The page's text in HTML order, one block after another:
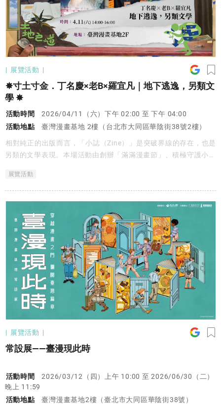
展覽活動
✸寸土寸金．丁名慶×老B×羅宜凡｜地下逃逸，另類文
學 ✸
活動時間
2026/04/11（六）下午 02:00 至 下午 04:00
活動地點
臺灣漫畫基地 2樓（台北市大同區華陰街38號2樓）
相對純正的出版而言，「小誌（Zine）」是突破界線的存在，也是
另類的文學表現。本場活動由創辦「滿滿漫畫節」、積極守護⼩誌
的主持下，展開從過去到現在的Zine風景對談。
展覽活動
展覽活動
常設展——臺漫現此時
活動時間
2026/03/12（四）上午 10:00 至 2026/06/30（二）
晚上 11:59
活動地點
臺灣漫畫基地2樓（臺北市大同區華陰街38號）